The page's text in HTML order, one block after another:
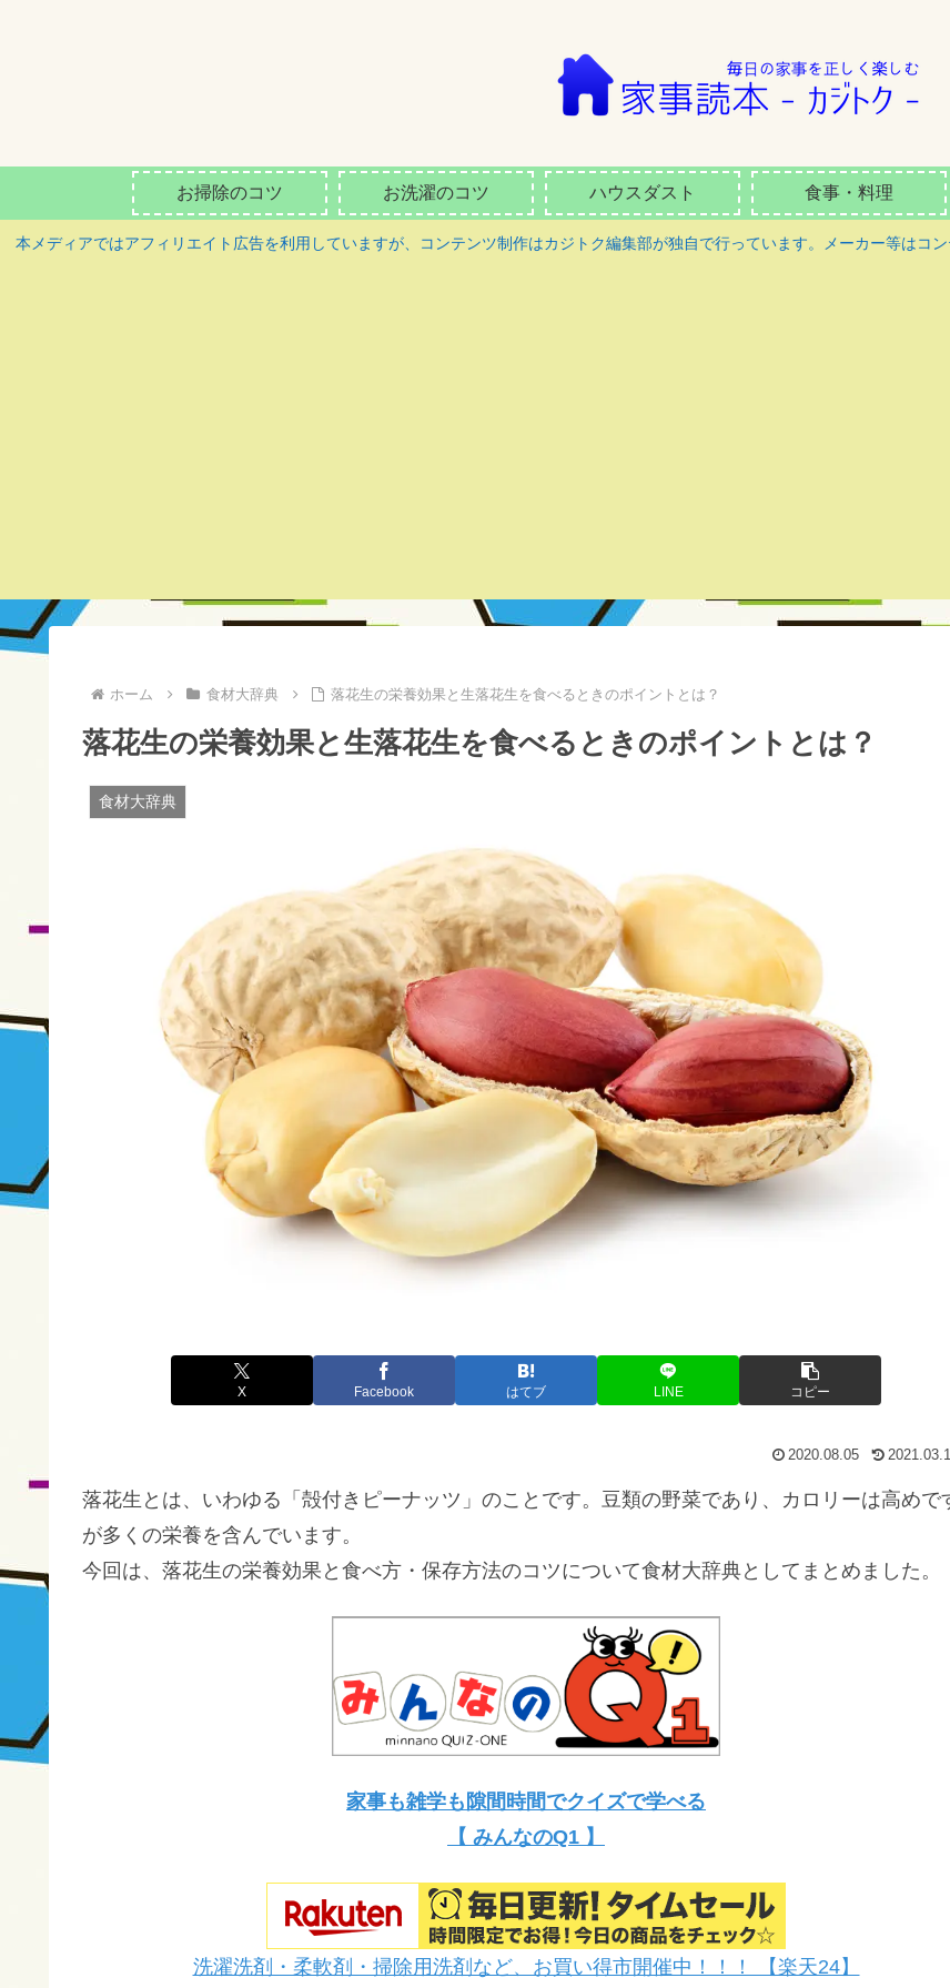
お掃除のコツ お洗濯のコツ ハウスダスト 食事・料理
本メディアではアフィリエイト広告を利用していますが、コンテンツ制作はカジトク編集部が独自で行っています。メーカー等はコ
ホーム 食材大辞典 落花生の栄養効果と生落花生を食べるときのポイントとは？
落花生の栄養効果と生落花生を食べるときのポイントとは？
食材大辞典
X Facebook はてブ LINE コピー
2020.08.05
落花生とは、いわゆる「殻付きピーナッツ」のことです。豆類の野菜であり、カロリーは高めで
が多くの栄養を含んでいます。
今回は、落花生の栄養効果と食べ方・保存方法のコツについて食材大辞典としてまとめました。
家事も雑学も隙間時間でクイズで学べる
【 みんなのQ1 】
洗濯洗剤・柔軟剤・掃除用洗剤など、お買い得市開催中！！！ 【楽天24】